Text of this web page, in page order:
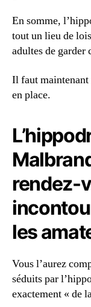
En somme,
tout un lieu de
adultes de garder
Il faut maintenant
en place.
rendez-
les
Vous l’aurez
séduits par
exactement « de